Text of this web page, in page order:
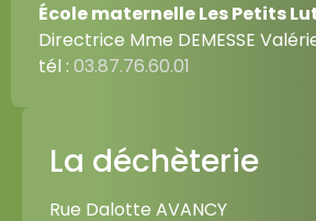
École maternelle Les Petits
Directrice Mme DEMESSE
tél : 03.87.76.60.01
La déchèterie
Rue Dalotte AVANCY